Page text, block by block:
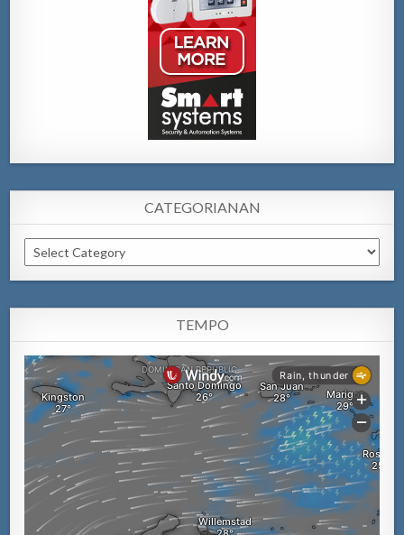
CATEGORIANAN
Categorianan
TEMPO